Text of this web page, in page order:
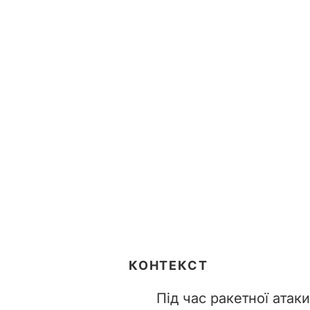
КОНТЕКСТ
Під час ракетної